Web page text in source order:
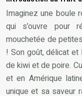
Imaginez une boule
qui s’ouvre pour
mouchetée de
! Son goût, délicat
de kiwi et de poire.
et en Amérique
unique et sa saveur